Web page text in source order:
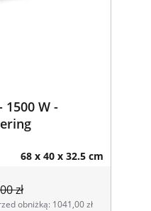
1500 W -
68 x 40 x 32.5 cm
zł
obniżką: 1041,00 zł